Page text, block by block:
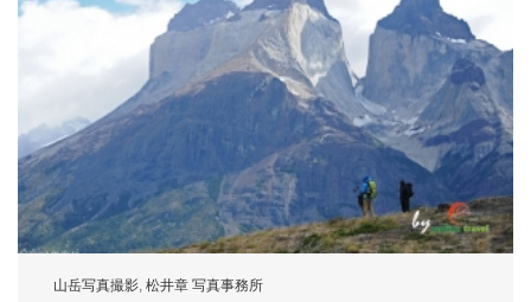
山岳写真撮影 松井章 写真事務所